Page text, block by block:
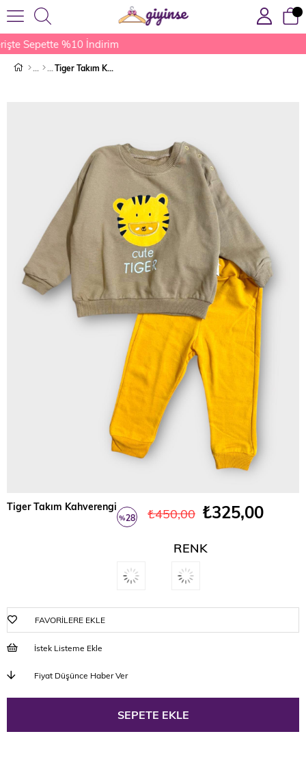
Sepette %10 İndirim
Tiger Takım Kahverengi
Tiger Takım Kahverengi
%28 ₺450,00 ₺325,00
RENK
FAVORILERE EKLE
İstek Listeme Ekle
Fiyat Düşünce Haber Ver